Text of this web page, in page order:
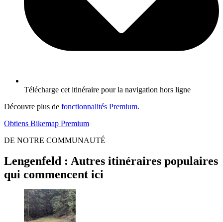
Télécharge cet itinéraire pour la navigation hors ligne
Découvre plus de fonctionnalités Premium.
Obtiens Bikemap Premium
DE NOTRE COMMUNAUTÉ
Lengenfeld : Autres itinéraires populaires
qui commencent ici